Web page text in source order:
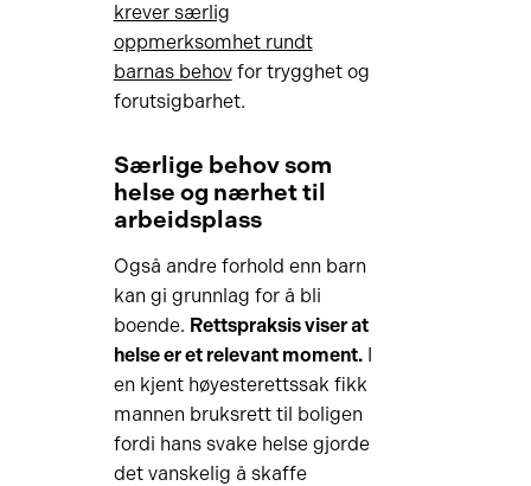
krever særlig
oppmerksomhet rundt
barnas behovfor trygghet og
forutsigbarhet.
Særlige behov som
helse og nærhet til
arbeidsplass
Også andre forhold enn barn
kan gi grunnlag for å bli
boende. Rettspraksis viser at
helse er et relevant moment.I
en kjent høyesterettssak fikk
mannen bruksrett til boligen
fordi hans svake helse gjorde
det vanskelig å skaffe